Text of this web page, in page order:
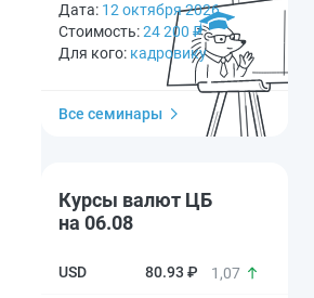
Дата: 12 октября 2026
Стоимость:24 200 ₽
Для кого: кадровику
Все семинары
Курсы валют ЦБ
на 06.08
80.93 ₽ 1,07